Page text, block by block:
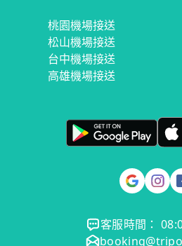
桃園機場接送
松山機場接送
台中機場接送
高雄機場接送
客服時間：